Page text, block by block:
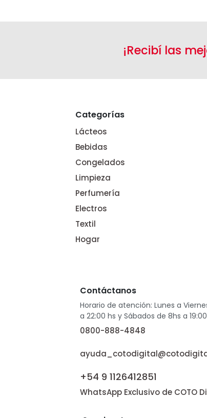
¡Recibí las
Categorías
Lácteos
Bebidas
Congelados
Limpieza
Perfumería
Electros
Textil
Hogar
Contáctanos
Horario de atención: Lunes a
a 22:00 hs y Sábados de 8hs a
0800-888-4848
+54 9 1126412851
WhatsApp Exclusivo de COTO